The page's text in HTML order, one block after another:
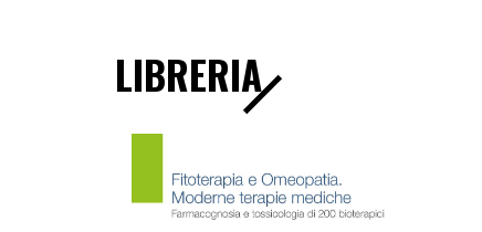
LIBRERIA